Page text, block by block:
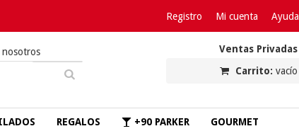
Registro Mi cuenta Ayuda
Ventas Privadas
Carrito: vacío
nosotros
REGALOS +90 PARKER GOURMET